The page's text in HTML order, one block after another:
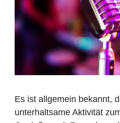
Es ist allgemein bekannt,
unterhaltsame Aktivität